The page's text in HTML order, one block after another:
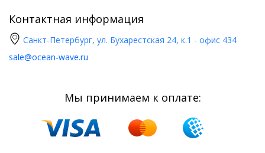
Контактная информация
Санкт-Петербург, ул. Бухарестская 24, к.1 - офис 434
sale@ocean-wave.ru
Мы принимаем к оплате: